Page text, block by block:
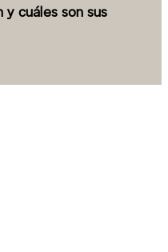
cuáles son sus